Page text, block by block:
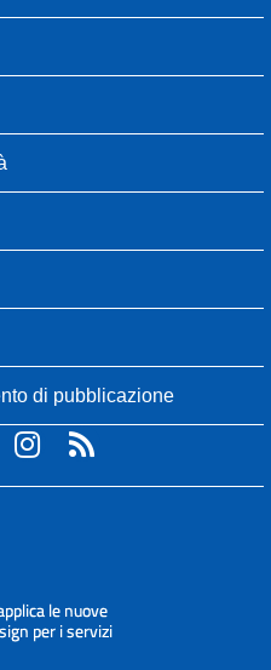
di pubblicazione